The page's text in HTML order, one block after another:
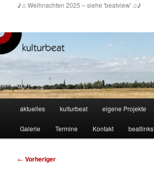
springen
♪♫ Weihnachten 2025 – siehe 'beatview' ♫♪
aktuelles kulturbeat eigene Projekte
Galerie Termine Kontakt beatlinks
Beitragsnavigation
← Vorheriger